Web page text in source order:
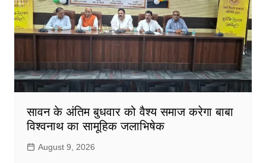
सावन के अंतिम बुधवार को वैश्य समाज करेगा बाबा
विश्वनाथ का सामूहिक जलाभिषेक
August 9, 2026